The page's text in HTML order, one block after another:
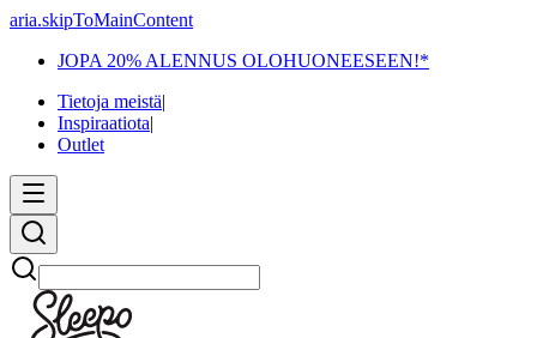
aria.skipToMainContent
JOPA 20% ALENNUS OLOHUONEESEEN!*
Tietoja meistä|
Inspiraatiota|
Outlet
Etsi